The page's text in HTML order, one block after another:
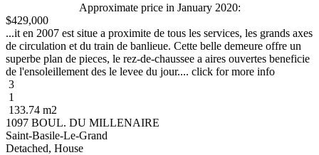
Approximate price in January 2020:
$429,000
...it en 2007 est situe a proximite de tous les services, les grands axes
de circulation et du train de banlieue. Cette belle demeure offre un
superbe plan de pieces, le rez-de-chaussee a aires ouvertes beneficie
de l'ensoleillement des le levee du jour.... click for more info
3
1
133.74 m2
1097 BOUL. DU MILLENAIRE
Saint-Basile-Le-Grand
Detached, House